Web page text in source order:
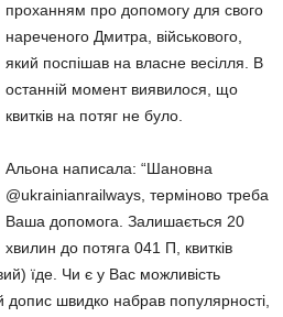
проханням про допомогу для свого
нареченого Дмитра, військового,
який поспішав на власне весілля. В
останній момент виявилося, що
квитків на потяг не було.
Альона написала: “Шановна
@ukrainianrailways, терміново треба
Ваша допомога. Залишається 20
хвилин до потяга 041 П, квитків
їде. Чи є у Вас можливість
допис швидко набрав популярності,